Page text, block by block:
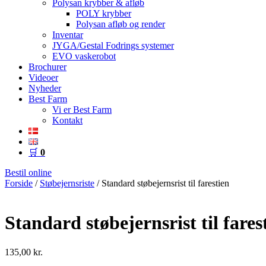
Polysan krybber & afløb
POLY krybber
Polysan afløb og render
Inventar
JYGA/Gestal Fodrings systemer
EVO vaskerobot
Brochurer
Videoer
Nyheder
Best Farm
Vi er Best Farm
Kontakt
🛒 0
Bestil online
Forside / Støbejernsriste / Standard støbejernsrist til farestien
Standard støbejernsrist til
135,00 kr.